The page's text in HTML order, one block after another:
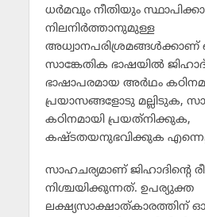
ധര്‍മവും നീതിയും
നിലനിര്‍ത്താനുമുള്ള
സാങ്കേതിക ഭാഷയില്‍
ഭാഷാപരമായ അര്‍ഥം
പ്രയാസങ്ങളോടു മല്ലിടുക,
കഠിനമായി പ്രയത്‌നിക്കുക,
കഷ്ടതയനുഭവിക്കുക
സാഹചര്യമാണ് ജിഹാദിന്റെ
നിശ്ചയിക്കുന്നത്. ഉപര്യുക്ത
ലക്ഷ്യസാക്ഷാത്കാരത്തിന്